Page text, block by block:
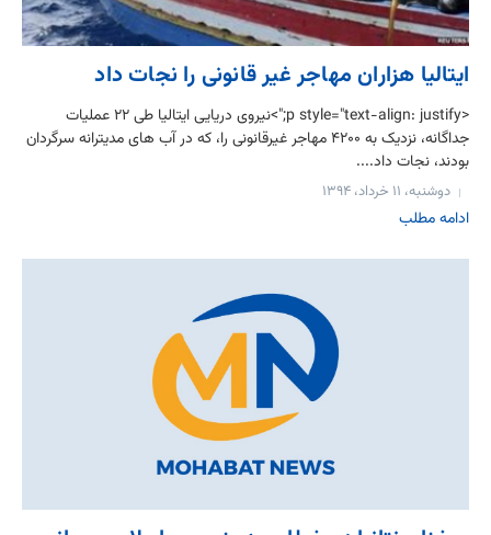
ایتالیا هزاران مهاجر غیر قانونی را نجات داد
<p style="text-align: justify;">نیروی دریایی ایتالیا طی ۲۲ عملیات
جداگانه، نزدیک به ۴۲۰۰ مهاجر غیرقانونی را، که در آب های مدیترانه سرگردان
بودند، نجات داد....
دوشنبه، ۱۱ خرداد، ۱۳۹۴
ادامه مطلب